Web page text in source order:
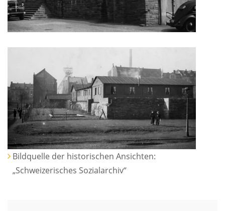
Bildquelle der historischen Ansichten:
„Schweizerisches Sozialarchiv“